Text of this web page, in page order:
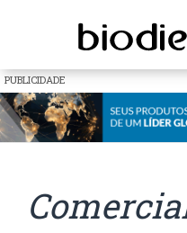
PUBLICIDADE